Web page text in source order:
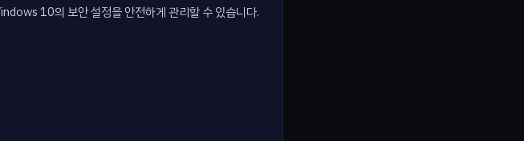
10의 보안 설정을 안전하게 관리할 수 있습니다.